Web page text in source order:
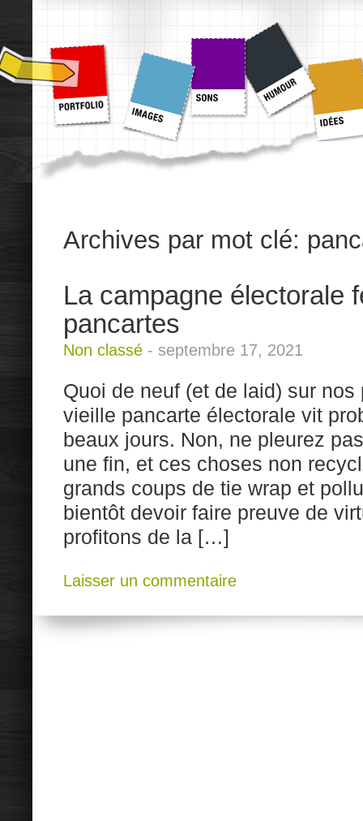
Archives par mot clé:
La campagne électorale
pancartes
Non classé - septembre 17, 2021
Quoi de neuf (et de laid) sur
vieille pancarte électorale vit
beaux jours. Non, ne pleurez
une fin, et ces choses non
grands coups de tie wrap et
bientôt devoir faire preuve de
profitons de la […]
Laisser un commentaire